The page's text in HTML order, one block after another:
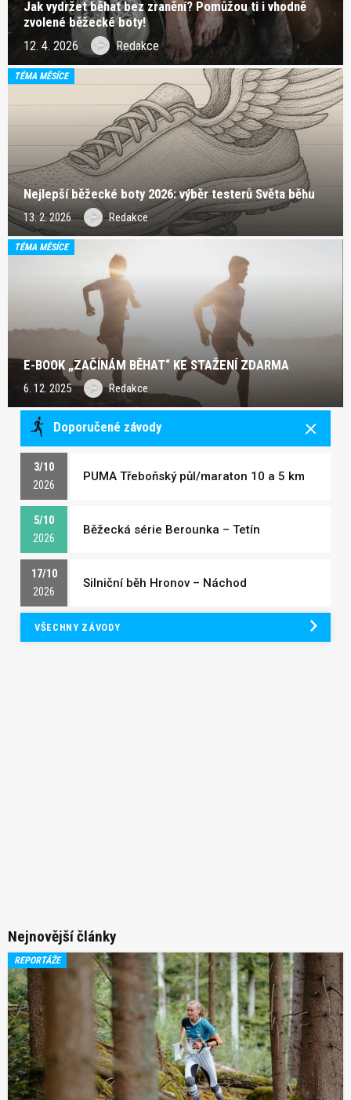
Jak vydržet běhat bez zranění? Pomůžou ti i vhodně
zvolené běžecké boty!
12. 4. 2026 Redakce
TÉMA MĚSÍCE
Nejlepší běžecké boty 2026: výběr testerů Světa běhu
13. 2. 2026 Redakce
TÉMA MĚSÍCE
E-BOOK „ZAČÍNÁM BĚHAT“ KE STAŽENÍ ZDARMA
6. 12. 2025 Redakce
Doporučené závody
3/10
2026
PUMA Třeboňský půl/maraton 10 a 5 km
5/10
2026
Běžecká série Berounka – Tetín
17/10
2026
Silniční běh Hronov – Náchod
VŠECHNY ZÁVODY
Nejnovější články
REPORTÁŽE